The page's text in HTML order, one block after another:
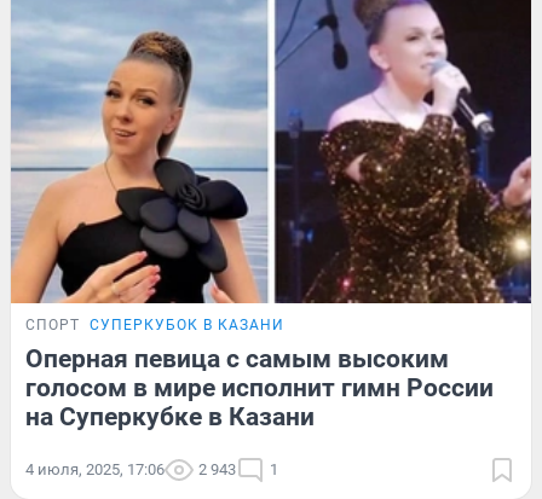
СПОРТ СУПЕРКУБОК В КАЗАНИ
Оперная певица с самым высоким
голосом в мире исполнит гимн России
на Суперкубке в Казани
4 июля, 2025, 17:06 2 943 1